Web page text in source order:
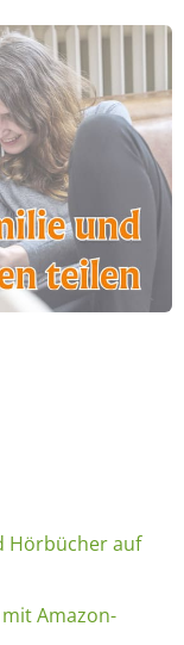
Hörbücher auf
Amazon-